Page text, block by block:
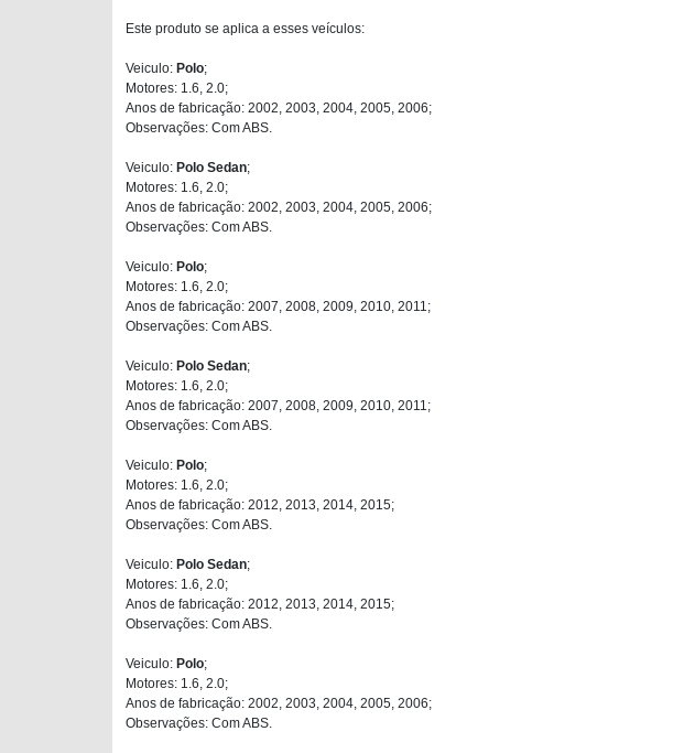
Este produto se aplica a esses veículos:
Veiculo: Polo;
Motores: 1.6, 2.0;
Anos de fabricação: 2002, 2003, 2004, 2005, 2006;
Observações: Com ABS.
Veiculo: Polo Sedan;
Motores: 1.6, 2.0;
Anos de fabricação: 2002, 2003, 2004, 2005, 2006;
Observações: Com ABS.
Veiculo: Polo;
Motores: 1.6, 2.0;
Anos de fabricação: 2007, 2008, 2009, 2010, 2011;
Observações: Com ABS.
Veiculo: Polo Sedan;
Motores: 1.6, 2.0;
Anos de fabricação: 2007, 2008, 2009, 2010, 2011;
Observações: Com ABS.
Veiculo: Polo;
Motores: 1.6, 2.0;
Anos de fabricação: 2012, 2013, 2014, 2015;
Observações: Com ABS.
Veiculo: Polo Sedan;
Motores: 1.6, 2.0;
Anos de fabricação: 2012, 2013, 2014, 2015;
Observações: Com ABS.
Veiculo: Polo;
Motores: 1.6, 2.0;
Anos de fabricação: 2002, 2003, 2004, 2005, 2006;
Observações: Com ABS.